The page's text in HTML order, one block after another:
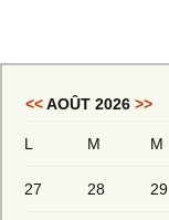
<<AOÛT 2026 >>
L M M
27 28 29